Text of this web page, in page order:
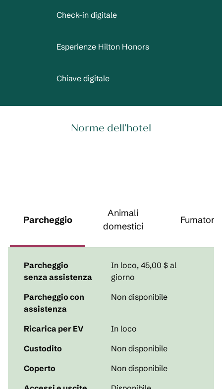
Check-in digitale
Esperienze Hilton Honors
Chiave digitale
Norme dell’hotel
Parcheggio
Animali
domestici
Fumatori
Parcheggio
senza assistenza
In loco, 45,00 $ al
giorno
Parcheggio con
assistenza
Non disponibile
Ricarica per EV
In loco
Custodito
Non disponibile
Coperto
Non disponibile